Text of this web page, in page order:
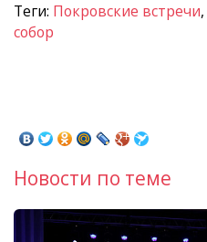
Теги: Покровские встречи,
собор
Новости по теме